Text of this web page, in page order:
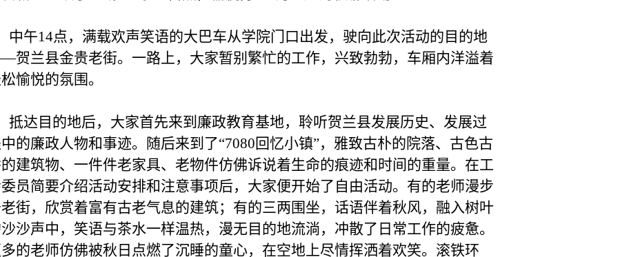
中午14点，满载欢声笑语的大巴车从学院门口出发，驶向此次活动的目的地
贺兰县金贵老街。一路上，大家暂别繁忙的工作，兴致勃勃，车厢内洋溢着
愉悦的氛围。
抵达目的地后，大家首先来到廉政教育基地，聆听贺兰县发展历史、发展过
的廉政人物和事迹。随后来到了“7080回忆小镇”，雅致古朴的院落、古色古
建筑物、一件件老家具、老物件仿佛诉说着生命的痕迹和时间的重量。在工
员简要介绍活动安排和注意事项后，大家便开始了自由活动。有的老师漫步
街，欣赏着富有古老气息的建筑；有的三两围坐，话语伴着秋风，融入树叶
沙声中，笑语与茶水一样温热，漫无目的地流淌，冲散了日常工作的疲惫。
的老师仿佛被秋日点燃了沉睡的童心，在空地上尽情挥洒着欢笑。滚铁环